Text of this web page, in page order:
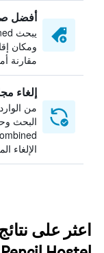
أفضل
ومكان
مقارنة
إلغاء
من
البحث
الإلغاء